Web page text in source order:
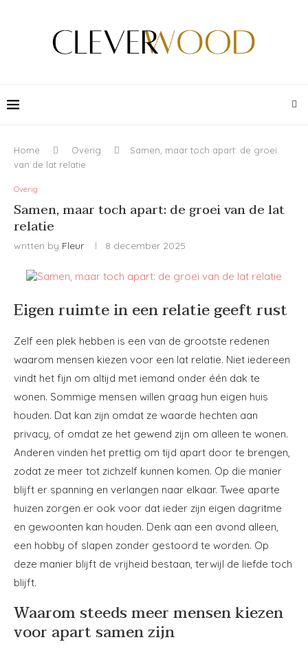
Home Overig
Samen, maar toch apart: de groei
van de lat relatie
Overig
Samen, maar toch apart: de groei van de lat
relatie
written by Fleur 8 december 2025
Eigen ruimte in een relatie geeft rust
Zelf een plek hebben is een van de grootste redenen
waarom mensen kiezen voor een lat relatie. Niet iedereen
vindt het fijn om altijd met iemand onder één dak te
wonen. Sommige mensen willen graag hun eigen huis
houden. Dat kan zijn omdat ze waarde hechten aan
privacy, of omdat ze het gewend zijn om alleen te wonen.
Anderen vinden het prettig om tijd apart door te brengen,
zodat ze meer tot zichzelf kunnen komen. Op die manier
blijft er spanning en verlangen naar elkaar. Twee aparte
huizen zorgen er ook voor dat ieder zijn eigen dagritme
en gewoonten kan houden. Denk aan een avond alleen,
een hobby of slapen zonder gestoord te worden. Op
deze manier blijft de vrijheid bestaan, terwijl de liefde toch
blijft.
Waarom steeds meer mensen kiezen
voor apart samen zijn